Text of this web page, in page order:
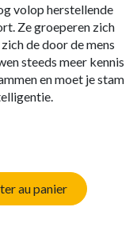
volop herstellende
Ze groeperen zich
de door de mens
steeds meer kennis
en moet je stam
au panier